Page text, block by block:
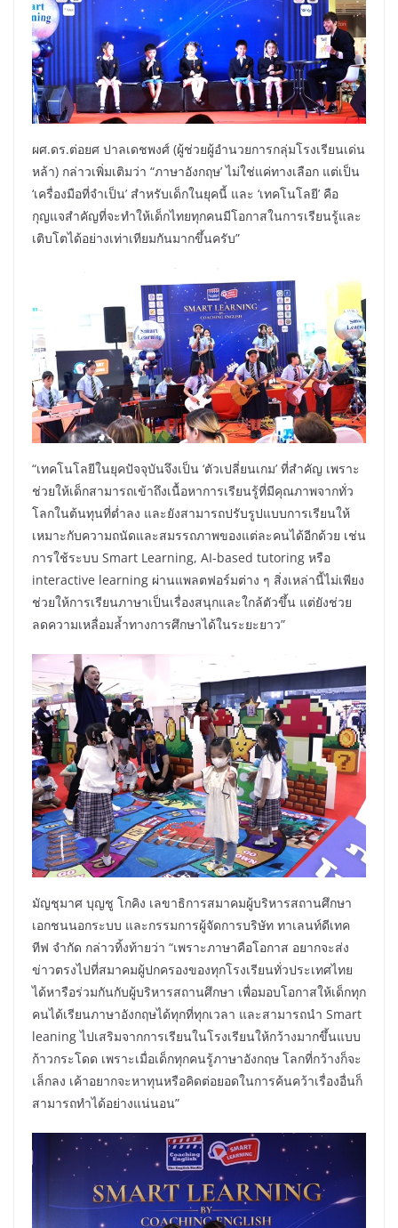
ผศ.ดร.ต่อยศ ปาลเดชพงศ์ (ผู้ช่วยผู้อํานวยการกลุ่มโรงเรียนเด่น
หล้า) กล่าวเพิ่มเติมว่า “ภาษาอังกฤษ’ ไม่ใช่แค่ทางเลือก แต่เป็น
‘เครื่องมือที่จำเป็น’ สำหรับเด็กในยุคนี้ และ ‘เทคโนโลยี’ คือ
กุญแจสำคัญที่จะทำให้เด็กไทยทุกคนมีโอกาสในการเรียนรู้และ
เติบโตได้อย่างเท่าเทียมกันมากขึ้นครับ”
“เทคโนโลยีในยุคปัจจุบันจึงเป็น ‘ตัวเปลี่ยนเกม’ ที่สำคัญ เพราะ
ช่วยให้เด็กสามารถเข้าถึงเนื้อหาการเรียนรู้ที่มีคุณภาพจากทั่ว
โลกในต้นทุนที่ต่ำลง และยังสามารถปรับรูปแบบการเรียนให้
เหมาะกับความถนัดและสมรรถภาพของแต่ละคนได้อีกด้วย เช่น
การใช้ระบบ Smart Learning, AI-based tutoring หรือ
interactive learning ผ่านแพลตฟอร์มต่าง ๆ สิ่งเหล่านี้ไม่เพียง
ช่วยให้การเรียนภาษาเป็นเรื่องสนุกและใกล้ตัวขึ้น แต่ยังช่วย
ลดความเหลื่อมล้ำทางการศึกษาได้ในระยะยาว”
มัญชุมาศ บุญชู โกคิง เลขาธิการสมาคมผู้บริหารสถานศึกษา
เอกชนนอกระบบ และกรรมการผู้จัดการบริษัท ทาเลนท์ดีเทค
ทีฟ จำกัด กล่าวทิ้งท้ายว่า “เพราะภาษาคือโอกาส อยากจะส่ง
ข่าวตรงไปที่สมาคมผู้ปกครองของทุกโรงเรียนทั่วประเทศไทย
ได้หารือร่วมกันกับผู้บริหารสถานศึกษา เพื่อมอบโอกาสให้เด็กทุก
คนได้เรียนภาษาอังกฤษได้ทุกที่ทุกเวลา และสามารถนำ Smart
leaning ไปเสริมจากการเรียนในโรงเรียนให้กว้างมากขึ้นแบบ
ก้าวกระโดด เพราะเมื่อเด็กทุกคนรู้ภาษาอังกฤษ โลกที่กว้างก็จะ
เล็กลง เค้าอยากจะหาทุนหรือคิดต่อยอดในการค้นคว้าเรื่องอื่นก็
สามารถทำได้อย่างแน่นอน”